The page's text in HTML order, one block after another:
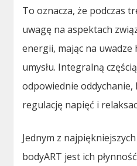
To oznacza, że podczas
uwagę na aspektach
energii, mając na uwadze
umysłu. Integralną
odpowiednie
regulację napięć i
Jednym z
bodyART jest ich